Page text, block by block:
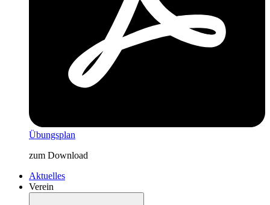
Übungsplan
zum Download
Aktuelles
Verein